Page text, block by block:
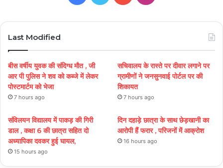
Last Modified
बीस वर्षीय युवक की संदिग्ध मौत , जी
आर पी पुलिस ने शव को कब्जे में लेकर
पोस्टमार्टम को भेजा
7 hours ago
सचिवालय के रास्ते पर दीवार लगाने पर
ग्रामीणों ने जनसुनवाई पोर्टल पर की
शिकायत
7 hours ago
संविलयन विद्यालय में पाकड़ की गिरी
डाल , कक्षा 6 की छात्रा सहित दो
अध्यापिका दवकर हुई घायल,
15 hours ago
दिन दहाड़े छात्रा के साथ छेड़खानी का
आरोपी हैं फरार , परिजनों में आक्रोश
16 hours ago